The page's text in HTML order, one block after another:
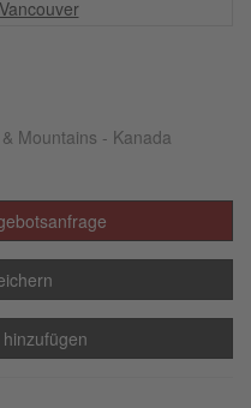
Mountains - Kanada